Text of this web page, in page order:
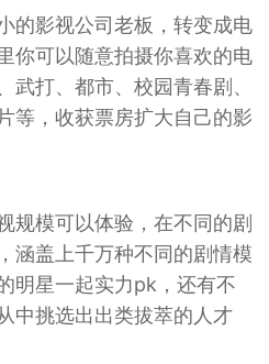
的影视公司老板，转变成电
你可以随意拍摄你喜欢的电
武打、都市、校园青春剧、
等，收获票房扩大自己的影
规模可以体验，在不同的剧
涵盖上千万种不同的剧情模
明星一起实力pk，还有不
中挑选出出类拔萃的人才